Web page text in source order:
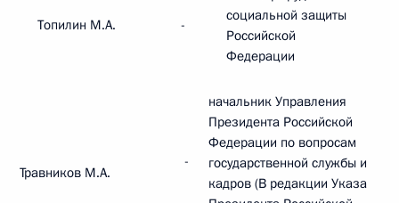
Топилин М.А. -
социальной защиты
Российской
Федерации
Травников М.А.
-
начальник Управления
Президента Российской
Федерации по вопросам
государственной службы и
кадров (В редакции Указа